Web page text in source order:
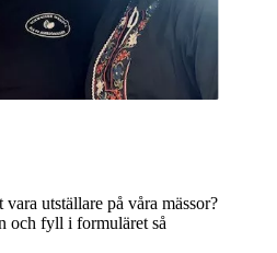
utställare på våra mässor?
och fyll i formuläret så